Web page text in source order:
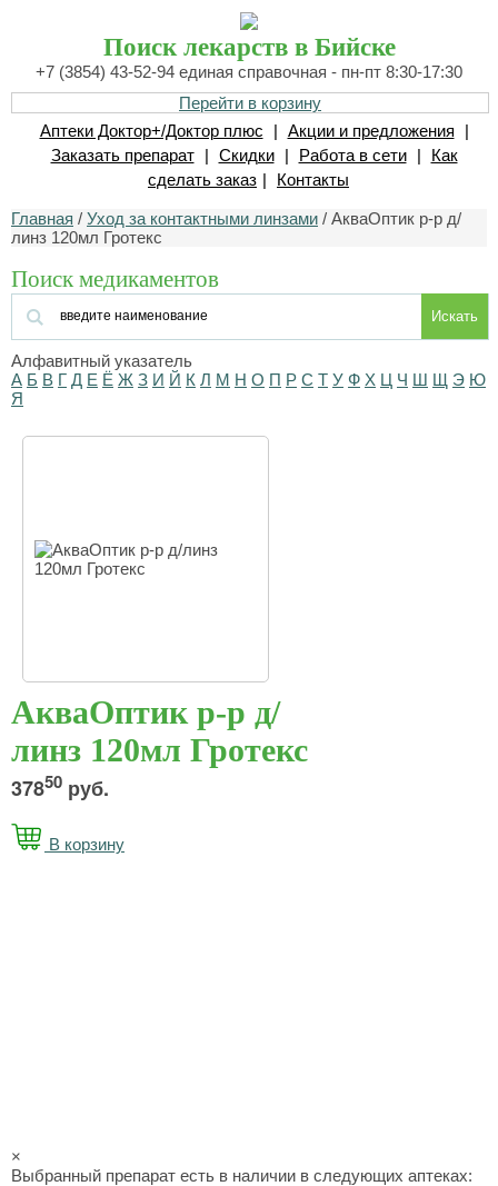
Поиск лекарств в Бийске
+7 (3854) 43-52-94 единая справочная - пн-пт 8:30-17:30
Перейти в корзину
Аптеки Доктор+/Доктор плюс
| Акции и предложения
|
Заказать препарат
| Скидки | Работа в сети |
Как
сделать заказ | Контакты
Главная / Уход за контактными линзами / АкваОптик р-р д/
линз 120мл Гротекс
Поиск медикаментов
Искать
Алфавитный указатель
А Б В Г Д Е Ё Ж З И Й К Л М Н О П Р С Т У Ф Х Ц Ч Ш Щ Э Ю
Я
АкваОптик р-р д/
линз 120мл Гротекс
37850 руб.
В корзину
×
Выбранный препарат есть в наличии в следующих аптеках: